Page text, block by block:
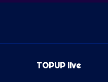
TOPUP live